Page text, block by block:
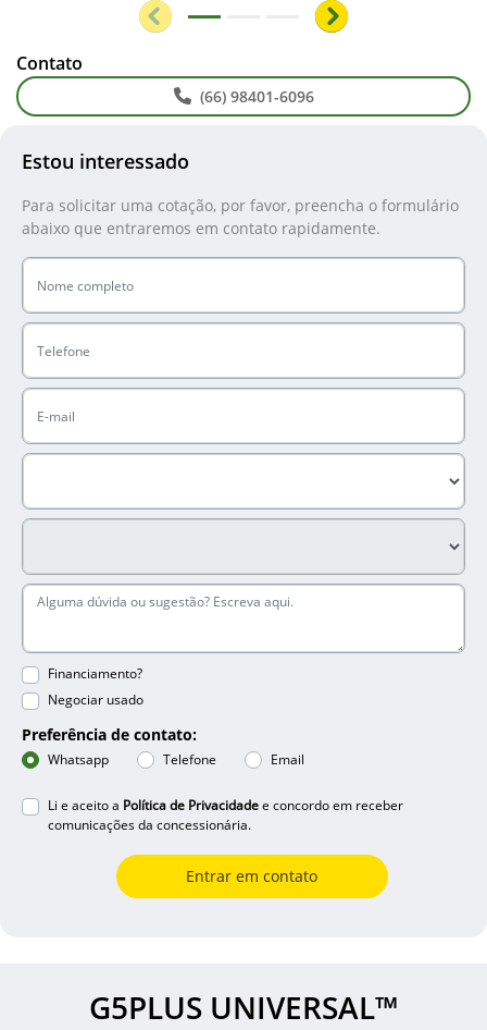
Estou interessado
Para solicitar uma cotação, por favor, preencha o formulário
abaixo que entraremos em contato rapidamente.
Financiamento?
Negociar usado
Preferência de contato:
Whatsapp Telefone Email
Li e aceito a Política de Privacidadee concordo em receber
comunicações da concessionária.
Entrar em contato
Anterior
Próximo
Contato
(66) 98401-6096
G5PLUS UNIVERSAL™